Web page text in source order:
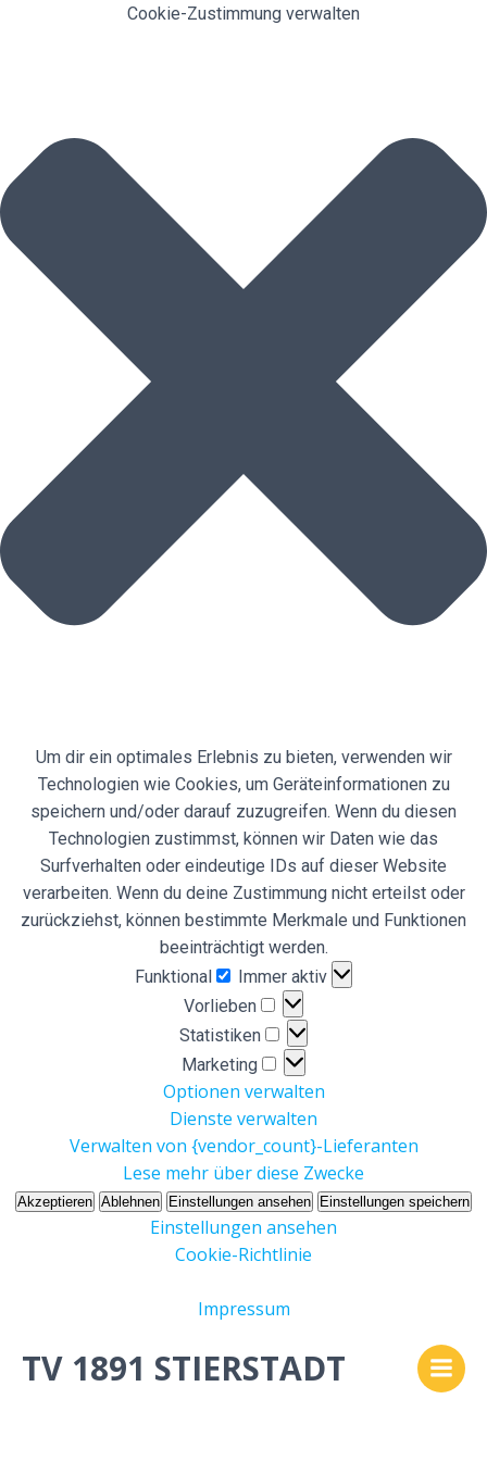
Cookie-Zustimmung verwalten
Um dir ein optimales Erlebnis zu bieten, verwenden wir
Technologien wie Cookies, um Geräteinformationen zu
speichern und/oder darauf zuzugreifen. Wenn du diesen
Technologien zustimmst, können wir Daten wie das
Surfverhalten oder eindeutige IDs auf dieser Website
verarbeiten. Wenn du deine Zustimmung nicht erteilst oder
zurückziehst, können bestimmte Merkmale und Funktionen
beeinträchtigt werden.
Funktional
Funktional
Immer aktiv
Vorlieben
Vorlieben
Statistiken
Statistiken
Marketing
Marketing
Optionen verwalten
Dienste verwalten
Verwalten von {vendor_count}-Lieferanten
Lese mehr über diese Zwecke
Akzeptieren Ablehnen Einstellungen ansehen Einstellungen speichern
Einstellungen ansehen
Cookie-Richtlinie
Impressum
Inhalt
springen
TV 1891 STIERSTADT